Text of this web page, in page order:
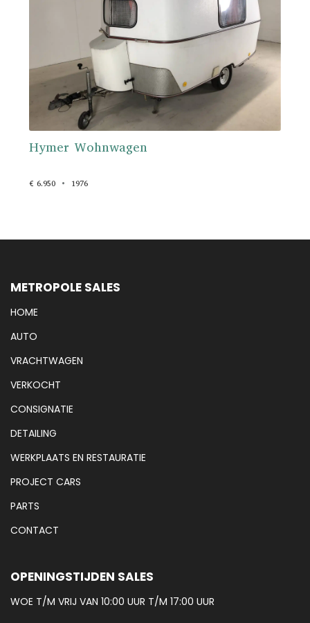
Hymer Wohnwagen
€ 6.950 1976
METROPOLE SALES
HOME
AUTO
VRACHTWAGEN
VERKOCHT
CONSIGNATIE
DETAILING
WERKPLAATS EN RESTAURATIE
PROJECT CARS
PARTS
CONTACT
OPENINGSTIJDEN SALES
WOE T/M VRIJ VAN 10:00 UUR T/M 17:00 UUR